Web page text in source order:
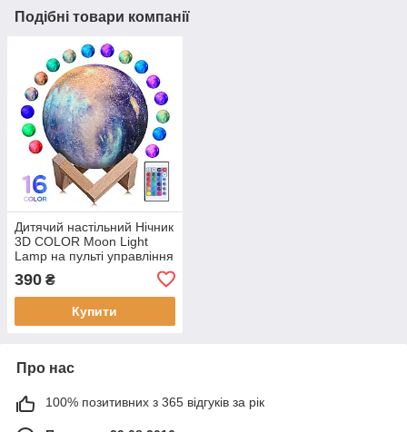
Подібні товари компанії
Дитячий настільний Нічник
3D COLOR Moon Light
Lamp на пульті управління
Місяць Лампа Світильник
з акумулятором
390 ₴
Купити
Про нас
100% позитивних з 365 відгуків за рік